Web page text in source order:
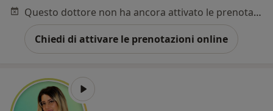
Questo dottore non ha ancora attivato le prenotazioni online presso questo indirizzo.
Chiedi di attivare le prenotazioni online